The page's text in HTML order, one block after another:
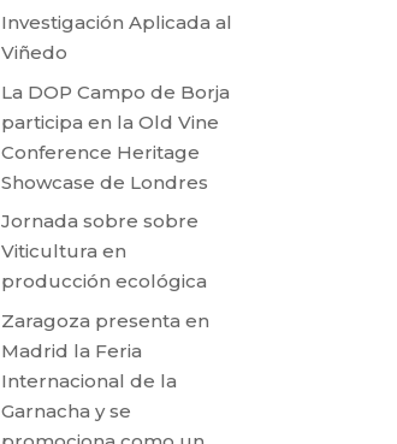
Investigación Aplicada al
Viñedo
La DOP Campo de Borja
participa en la Old Vine
Conference Heritage
Showcase de Londres
Jornada sobre sobre
Viticultura en
producción ecológica
Zaragoza presenta en
Madrid la Feria
Internacional de la
Garnacha y se